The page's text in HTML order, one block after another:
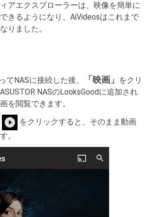
アエクスプローラーは、映像を簡単に
きるようになり、AiVideosはこれまで
りました。
てNASに接続した後、 「映画」
をクリ
NASのLooksGoodに追加され
を閲覧できます。
をクリックすると、そのまま動画
。